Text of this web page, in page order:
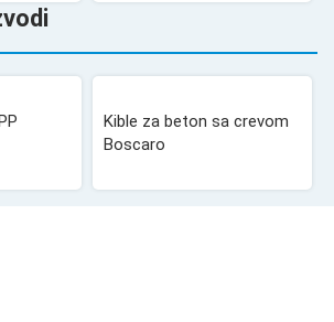
Kible za beton sa crevom
Boscaro